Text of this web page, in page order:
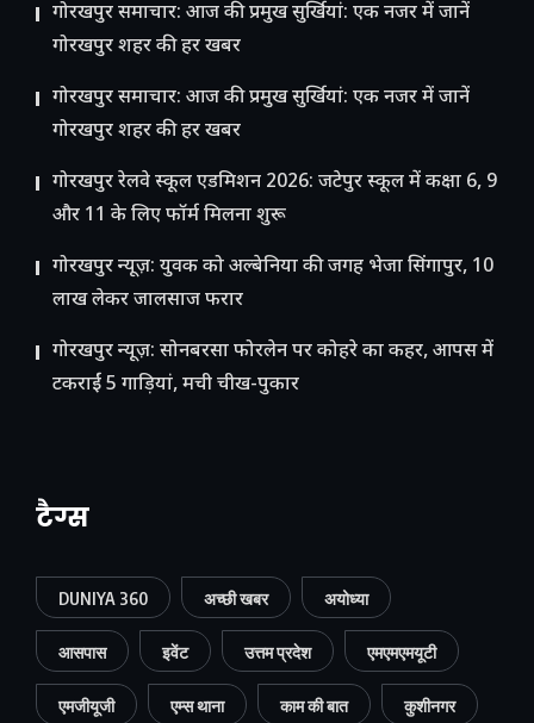
गोरखपुर समाचार: आज की प्रमुख सुर्खियां: एक नजर में जानें
गोरखपुर शहर की हर खबर
गोरखपुर समाचार: आज की प्रमुख सुर्खियां: एक नजर में जानें
गोरखपुर शहर की हर खबर
गोरखपुर रेलवे स्कूल एडमिशन 2026: जटेपुर स्कूल में कक्षा 6, 9
और 11 के लिए फॉर्म मिलना शुरू
गोरखपुर न्यूज़: युवक को अल्बेनिया की जगह भेजा सिंगापुर, 10
लाख लेकर जालसाज फरार
गोरखपुर न्यूज़: सोनबरसा फोरलेन पर कोहरे का कहर, आपस में
टकराईं 5 गाड़ियां, मची चीख-पुकार
टैग्स
DUNIYA 360 अच्छी खबर अयोध्या
आसपास इवेंट उत्तम प्रदेश एमएमएमयूटी
एमजीयूजी एम्स थाना काम की बात कुशीनगर